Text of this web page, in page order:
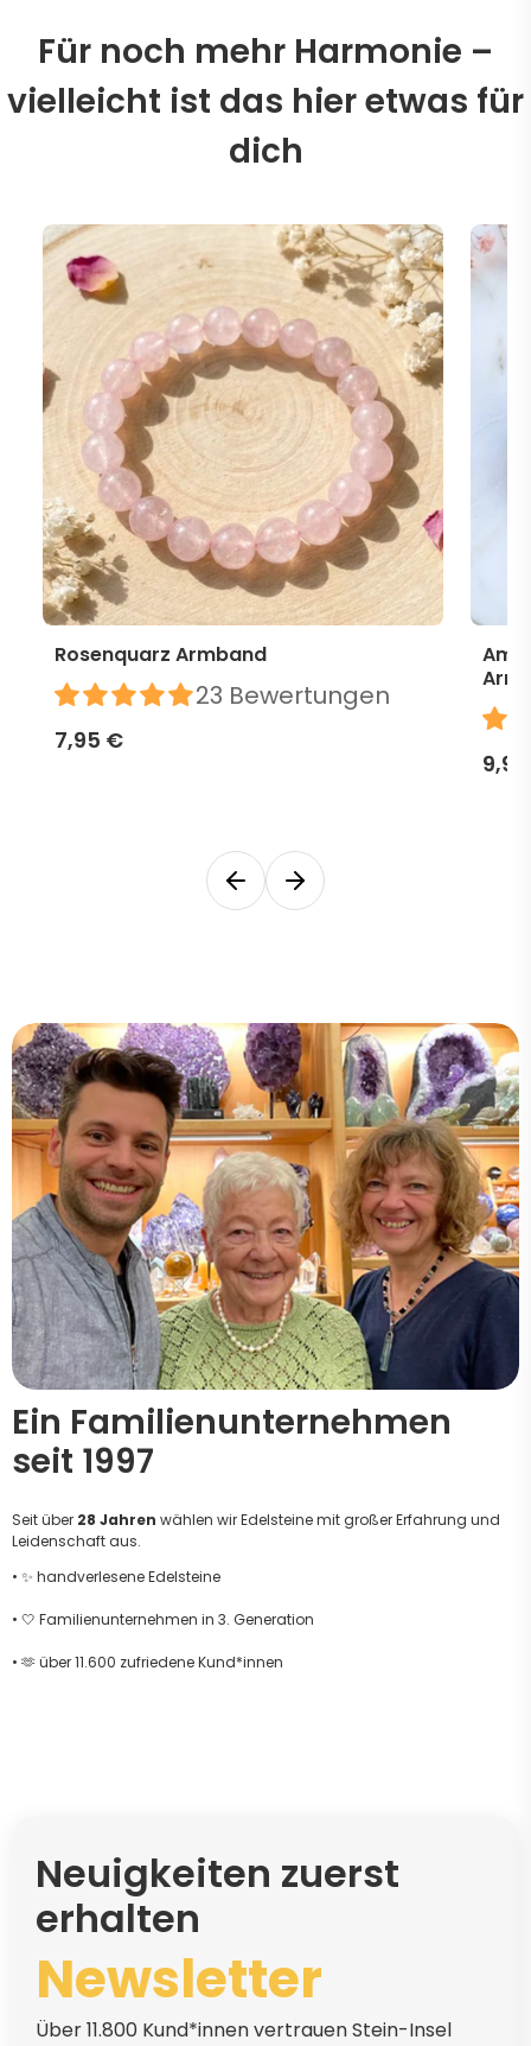
Für noch mehr Harmonie –
vielleicht ist das hier etwas für
dich
Rosenquarz Armband
23 Bewertungen
7,95 €
Ein Familienunternehmen
seit 1997
Seit über 28 Jahren wählen wir Edelsteine mit großer Erfahrung und
Leidenschaft aus.
• ✨ handverlesene Edelsteine
• 🤍 Familienunternehmen in 3. Generation
• 🫶 über 11.600 zufriedene Kund*innen
Neuigkeiten zuerst
erhalten
Newsletter
Über 11.800 Kund*innen vertrauen Stein-Insel